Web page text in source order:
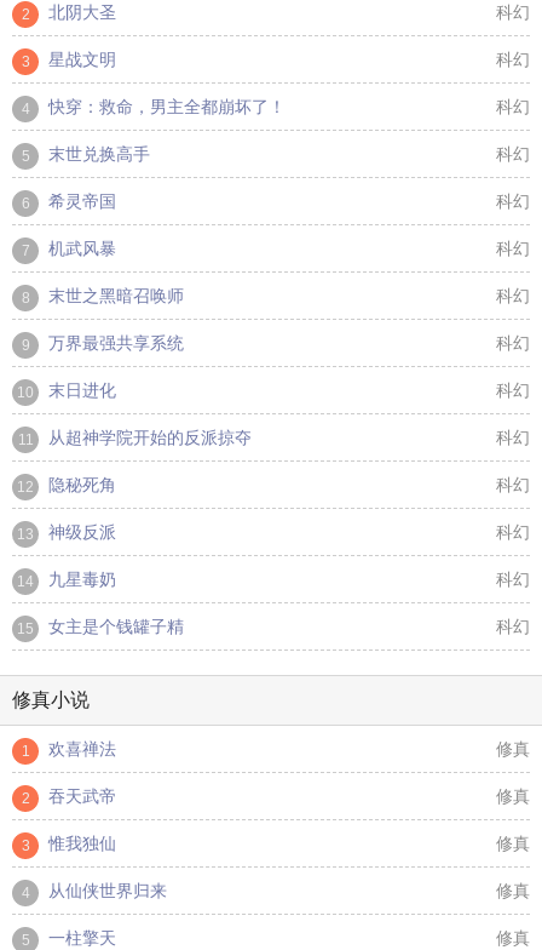
2 北阴大圣 科幻
3 星战文明 科幻
4 快穿：救命，男主全都崩坏了！ 科幻
5 末世兑换高手 科幻
6 希灵帝国 科幻
7 机武风暴 科幻
8 末世之黑暗召唤师 科幻
9 万界最强共享系统 科幻
10 末日进化 科幻
11 从超神学院开始的反派掠夺 科幻
12 隐秘死角 科幻
13 神级反派 科幻
14 九星毒奶 科幻
15 女主是个钱罐子精 科幻
修真小说
1 欢喜禅法 修真
2 吞天武帝 修真
3 惟我独仙 修真
4 从仙侠世界归来 修真
5 一柱擎天 修真